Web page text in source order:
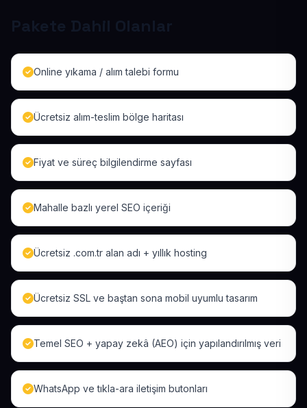
Pakete Dahil Olanlar
Online yıkama / alım talebi formu
Ücretsiz alım-teslim bölge haritası
Fiyat ve süreç bilgilendirme sayfası
Mahalle bazlı yerel SEO içeriği
Ücretsiz .com.tr alan adı + yıllık hosting
Ücretsiz SSL ve baştan sona mobil uyumlu tasarım
Temel SEO + yapay zekâ (AEO) için yapılandırılmış veri
WhatsApp ve tıkla-ara iletişim butonları